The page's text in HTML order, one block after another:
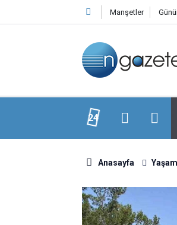
Manşetler
24
Ağabeyi Hür Ağbaba, Egeşehir
Anasayfa Yaşam